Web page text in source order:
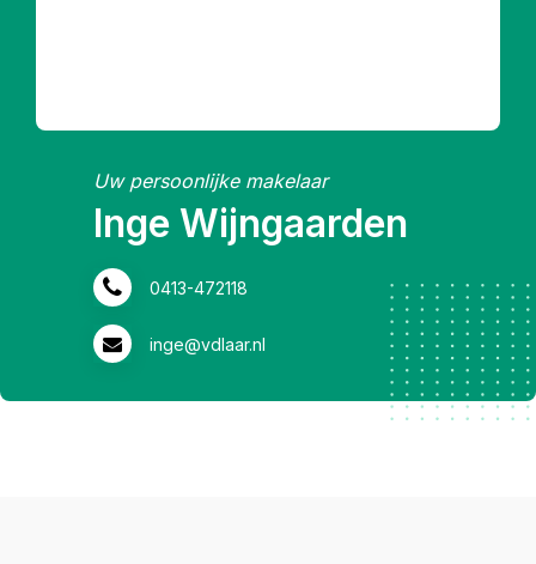
Uw persoonlijke makelaar
René van de Laar
0413-472118
rene@vdlaar.nl